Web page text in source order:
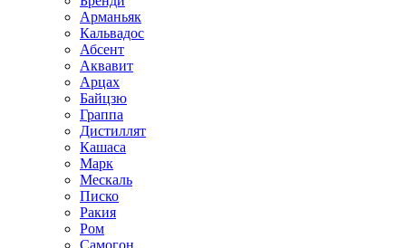
Арманьяк
Кальвадос
Абсент
Аквавит
Арцах
Байцзю
Граппа
Дистиллят
Кашаса
Марк
Мескаль
Писко
Ракия
Ром
Самогон